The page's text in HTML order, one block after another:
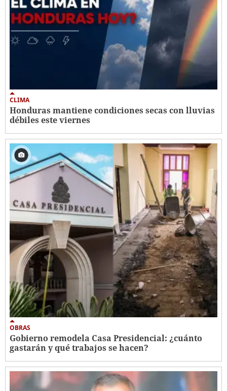
CLIMA
Honduras mantiene condiciones secas con lluvias
débiles este viernes
OBRAS
Gobierno remodela Casa Presidencial: ¿cuánto
gastarán y qué trabajos se hacen?